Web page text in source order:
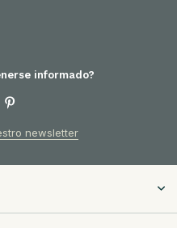
informado?
newsletter